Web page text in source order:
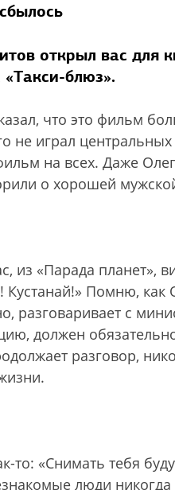
открыл вас для
блюз».
что это фильм
не играл
на всех. Даже
о хорошей
из «Парада планет»,
Кустанай!» Помню,
разговаривает с
должен
разговор,
то: «Снимать тебя
люди никогда